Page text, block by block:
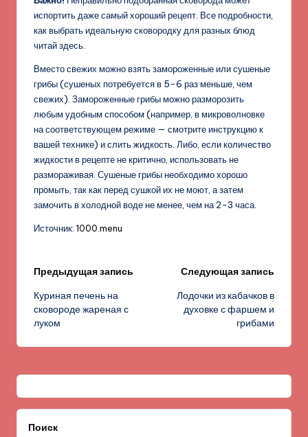
испортить даже самый хороший рецепт. Все подробности,
как выбрать идеальную сковородку для разных блюд
читай здесь.
Вместо свежих можно взять замороженные или сушеные
грибы (сушеных потребуется в 5-6 раз меньше, чем
свежих). Замороженные грибы можно разморозить
любым удобным способом (например, в микроволновке
на соответствующем режиме — смотрите инструкцию к
вашей технике) и слить жидкость. Либо, если количество
жидкости в рецепте не критично, использовать не
размораживая. Сушеные грибы необходимо хорошо
промыть, так как перед сушкой их не моют, а затем
замочить в холодной воде не менее, чем на 2-3 часа.
Источник: 1000.menu
Навигация
записи
Предыдущая запись
Куриная печень на
сковороде жареная с
луком
Следующая запись
Лодочки из кабачков в
духовке с фаршем и
грибами
Поиск